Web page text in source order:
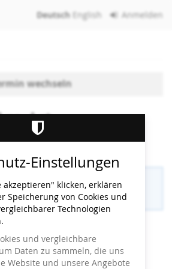
Deutsch English Anmelden
wechseln
Art
für diese Veranstaltung
Einstellungen
akzeptieren" klicken, erklären
Speicherung von Cookies und
Technologien
und vergleichbare
Daten zu sammeln, die uns
Website und unsere Angebote